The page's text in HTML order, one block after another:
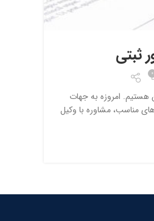
ثبتی
0
هستیم. امروزه به جهات
مناسب، مشاوره با وکیل